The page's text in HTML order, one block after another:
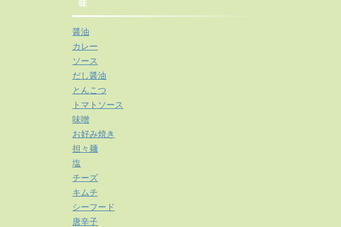
味
醤油
カレー
ソース
だし醤油
とんこつ
トマトソース
味噌
お好み焼き
担々麺
塩
チーズ
キムチ
シーフード
唐辛子